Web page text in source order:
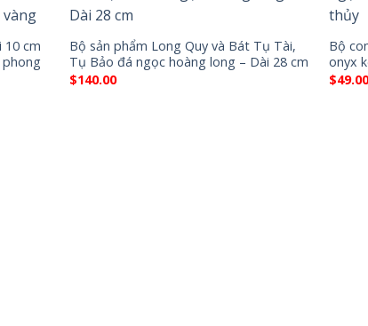
10 cm
Bộ sản phẩm Long Quy và Bát Tụ Tài,
Tụ Bảo đá ngọc hoàng long – Dài 28 cm
$140.00
Bộ
onyx
$